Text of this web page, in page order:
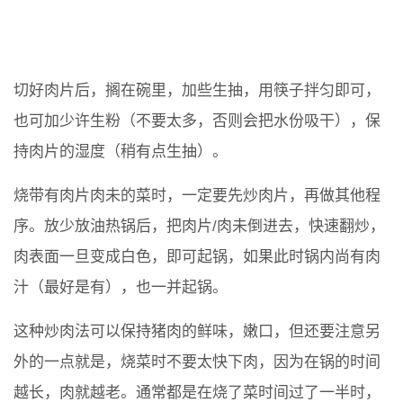
切好肉片后，搁在碗里，加些生抽，用筷子拌匀即可，
也可加少许生粉（不要太多，否则会把水份吸干），保
持肉片的湿度（稍有点生抽）。
烧带有肉片肉未的菜时，一定要先炒肉片，再做其他程
序。放少放油热锅后，把肉片/肉未倒进去，快速翻炒，
肉表面一旦变成白色，即可起锅，如果此时锅内尚有肉
汁（最好是有），也一并起锅。
这种炒肉法可以保持猪肉的鲜味，嫩口，但还要注意另
外的一点就是，烧菜时不要太快下肉，因为在锅的时间
越长，肉就越老。通常都是在烧了菜时间过了一半时，